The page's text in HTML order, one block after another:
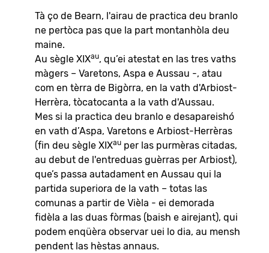
Tà ço de Bearn, l'airau de practica deu branlo
ne pertòca pas que la part montanhòla deu
maine.
Au sègle XIXau, qu’ei atestat en las tres vaths
màgers – Varetons, Aspa e Aussau -, atau
com en tèrra de Bigòrra, en la vath d'Arbiost-
Herrèra, tòcatocanta a la vath d'Aussau.
Mes si la practica deu branlo e desapareishó
en vath d’Aspa, Varetons e Arbiost-Herrèras
(fin deu sègle XIXau per las purmèras citadas,
au debut de l'entreduas guèrras per Arbiost),
que’s passa autadament en Aussau qui la
partida superiora de la vath – totas las
comunas a partir de Vièla - ei demorada
fidèla a las duas fòrmas (baish e airejant), qui
podem enqüèra observar uei lo dia, au mensh
pendent las hèstas annaus.